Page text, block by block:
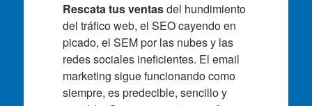
Rescata tus ventasdel hundimiento
del tráfico web, el SEO cayendo en
picado, el SEM por las nubes y las
redes sociales ineficientes. El email
marketing sigue funcionando como
siempre, es predecible, sencillo y